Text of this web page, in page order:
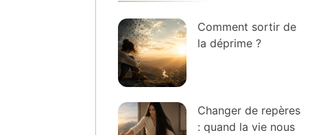
Comment sortir de
la déprime ?
Changer de repères
: quand la vie nous